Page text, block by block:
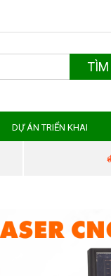
TÌM
DỰ ÁN TRIỂN KHAI